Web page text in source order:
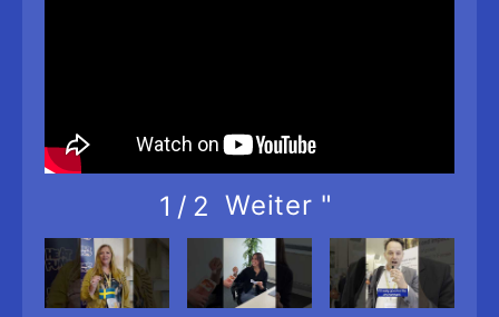
1 / 2 Weiter "